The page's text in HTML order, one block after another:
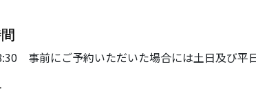
事前にご予約いただいた場合には土日及び平